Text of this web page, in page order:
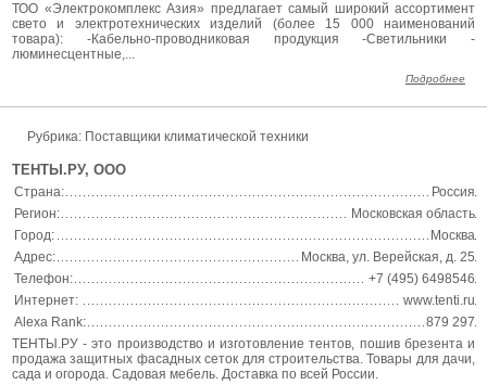
ТОО «Электрокомплекс Азия» предлагает самый широкий ассортимент
свето и электротехнических изделий (более 15 000 наименований
товара): -Кабельно-проводниковая продукция -Светильники -
люминесцентные,...
Подробнее
Рубрика: Поставщики климатической техники
ТЕНТЫ.РУ, ООО
Страна:
Россия
Регион:
Московская область
Город:
Москва
Адрес:
Москва, ул. Верейская, д. 25
Телефон:
+7 (495) 6498546
Интернет:
www.tenti.ru
Alexa Rank:
879 297
ТЕНТЫ.РУ - это производство и изготовление тентов, пошив брезента и
продажа защитных фасадных сеток для строительства. Товары для дачи,
сада и огорода. Садовая мебель. Доставка по всей России.